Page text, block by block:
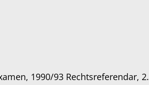
1990/93 Rechtsreferendar, 2.